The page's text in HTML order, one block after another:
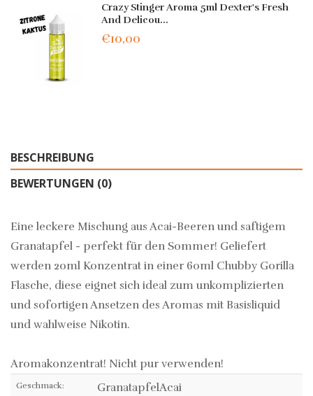
Crazy Stinger Aroma 5ml Dexter's Fresh
And Delicou...
€10,00
BESCHREIBUNG
BEWERTUNGEN (0)
Eine leckere Mischung aus Acai-Beeren und saftigem
Granatapfel - perfekt für den Sommer! Geliefert
werden 20ml Konzentrat in einer 60ml Chubby Gorilla
Flasche, diese eignet sich ideal zum unkomplizierten
und sofortigen Ansetzen des Aromas mit Basisliquid
und wahlweise Nikotin.
Aromakonzentrat! Nicht pur verwenden!
Geschmack: GranatapfelAcai